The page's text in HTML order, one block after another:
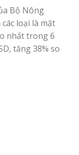
Bộ Nông
loại là mặt
nhất trong 6
tăng 38% so